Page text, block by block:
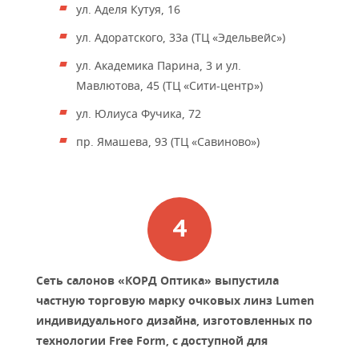
ул. Аделя Кутуя, 16
ул. Адоратского, 33а (ТЦ «Эдельвейс»)
ул. Академика Парина, 3 и ул.
Мавлютова, 45 (ТЦ «Сити-центр»)
ул. Юлиуса Фучика, 72
пр. Ямашева, 93 (ТЦ «Савиново»)
Сеть салонов «КОРД Оптика» выпустила
частную торговую марку очковых линз Lumen
индивидуального дизайна, изготовленных по
технологии Free Form, с доступной для